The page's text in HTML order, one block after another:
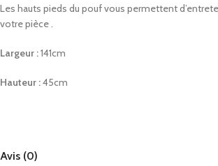
Les hauts pieds du pouf vous permettent
votre pièce.
Largeur :141cm
Hauteur :45cm
Avis (0)